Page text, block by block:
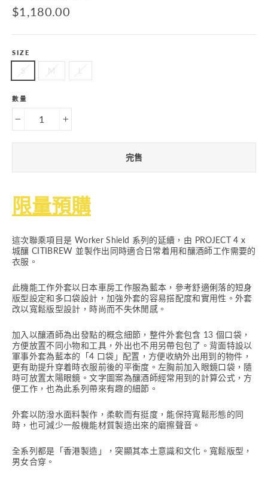
原
價
$1,180.00
SIZE
S M L
數量
完售
限量預購
這次聯乘項目是 Worker Shield 系列的延續，由 PROJECT 4 x
城釀 CITIBREW 並製作出同時適合日常着用和釀酒師工作需要的
衣服。
此機能工作外套以日本車房工作服為藍本，參考舒適俐落的短身
版型設定和多口袋設計，加強外套的容易搭配度和實用性。外套
改以寬鬆版型設計，時尚而不失休閒感。
加入以釀酒師為出發點的概念細節，整件外套包含 13 個口袋，
方便放置不同小物和工具，外出也不用另帶包包了。背面特設以
軍事外套為藍本的「4 口袋」配置，方便收納外出用到的物件，
更有助提升穿着時衣服前後的平衡度。左胸前加入眼鏡口袋，隨
時可放置太陽眼鏡。文字圖案為釀酒師經常用到的計算公式，方
便工作，也為此系列帶來有趣的細節。
外套以防潑水面料製作，柔軟而有挺度，能保持寬鬆形態的同
時，也可減少一般機能材質製造出來的磨擦聲音。
全系列都是「香港製造」，突顯其本土意識和文化。寬鬆版型，
男女合穿。